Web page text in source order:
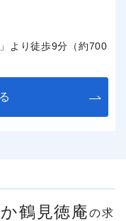
より徒歩9分（約700
鶴見徳庵の求